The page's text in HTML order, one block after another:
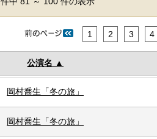
1 2 3 4
公演名
岡村喬生「冬の旅」
岡村喬生「冬の旅」